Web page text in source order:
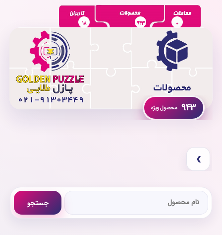
0
943
18
943
›
جستجو